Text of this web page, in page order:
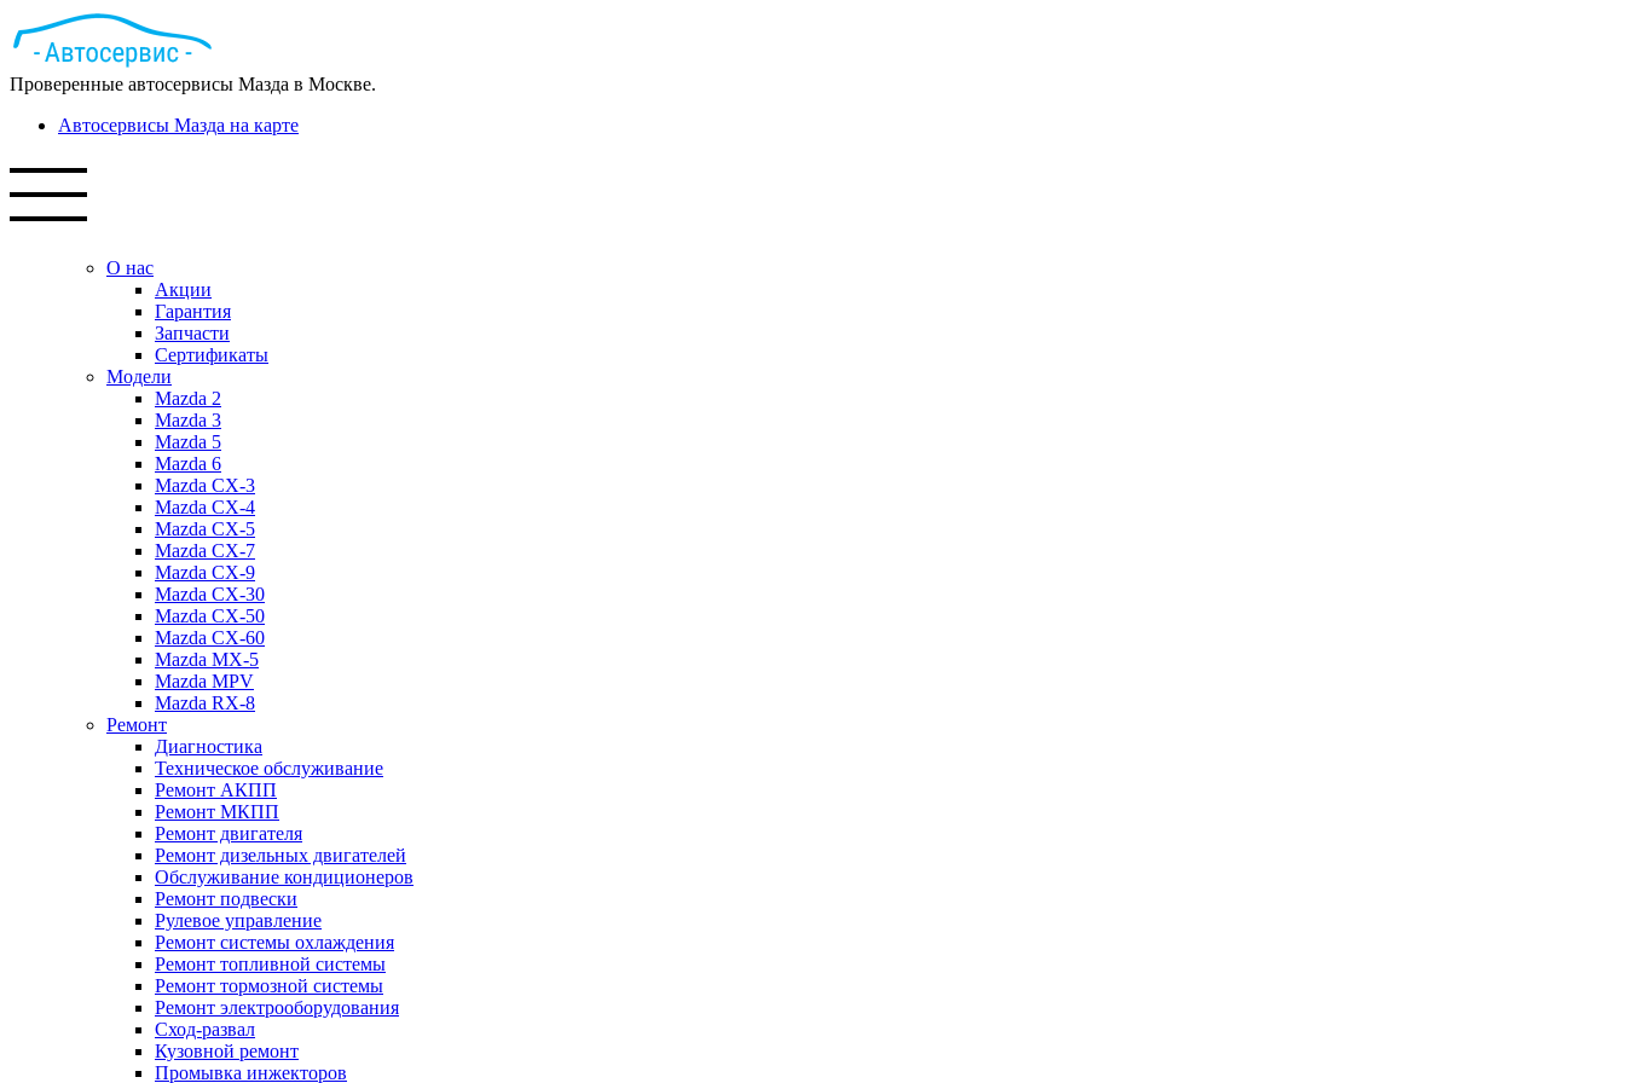
Проверенные автосервисы Мазда в Москве.
Автосервисы Мазда на карте
О нас
Акции
Гарантия
Запчасти
Сертификаты
Модели
Mazda 2
Mazda 3
Mazda 5
Mazda 6
Mazda СХ-3
Mazda СХ-4
Mazda СХ-5
Mazda CX-7
Mazda CX-9
Mazda CX-30
Mazda СХ-50
Mazda СХ-60
Mazda MX-5
Mazda MPV
Mazda RX-8
Ремонт
Диагностика
Техническое обслуживание
Ремонт АКПП
Ремонт МКПП
Ремонт двигателя
Ремонт дизельных двигателей
Обслуживание кондиционеров
Ремонт подвески
Рулевое управление
Ремонт системы охлаждения
Ремонт топливной системы
Ремонт тормозной системы
Ремонт электрооборудования
Сход-развал
Кузовной ремонт
Промывка инжекторов